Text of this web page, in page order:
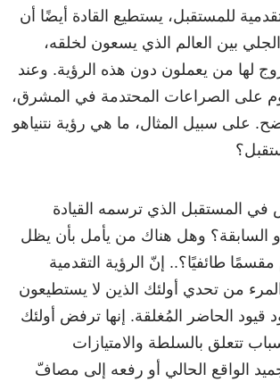
للمستقبل، يستطيع القادة أيضًا أن
بين العالم الذي يسعون لخلقه،
لها من يعملون دون هذه الرؤية. وعند
على الصراعات المحتدمة في المشرق،
على سبيل المثال، ما هي رؤية نتنياهو
المستقبل الذي ترسمه القيادة
أو السابقة؟ وهل هناك من يأمل بأن يظل
مقسمًا طائفيًا؟.. إنّ الرؤية التقدمية
من تحدي أولئك الذين لا يستطيعون
قيود الحاضر المُغلقة. إنها ترفض أولئك
تتعلق بالسلطة والامتيازات
الواقع الحالي أو رفعه إلى مصافّ